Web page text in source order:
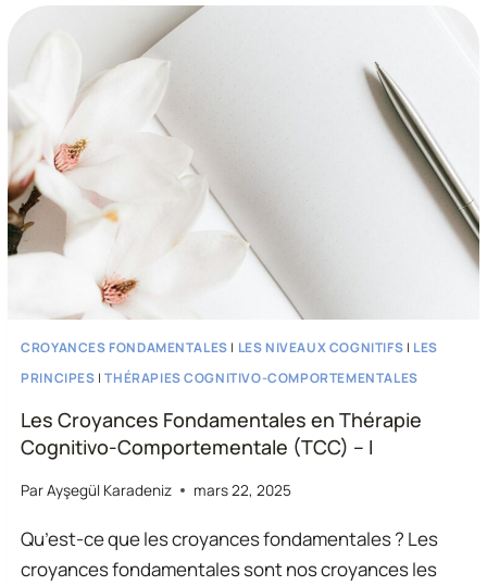
CROYANCES
FONDAMENTALES
TCC
CROYANCES FONDAMENTALES | LES NIVEAUX COGNITIFS | LES
PRINCIPES |THÉRAPIES COGNITIVO-COMPORTEMENTALES
Les Croyances Fondamentales en Thérapie
Cognitivo-Comportementale (TCC) – I
ParAyşegül Karadeniz mars 22, 2025
Qu’est-ce que les croyances fondamentales ? Les
croyances fondamentales sont nos croyances les